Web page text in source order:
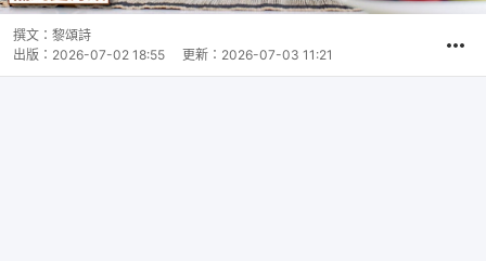
撰文： 黎頌詩
出版： 2026-07-02 18:55 更新： 2026-07-03 11:21